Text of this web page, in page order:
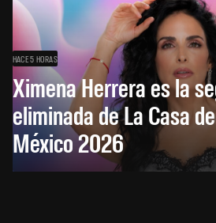
HACE 5 HORAS
Ximena Herrera es la
eliminada de La Casa
México 2026